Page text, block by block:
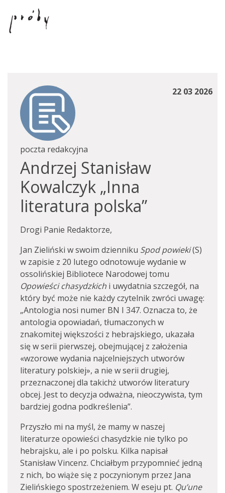
22 03 2026
poczta redakcyjna
Andrzej Stanisław
Kowalczyk „Inna
literatura polska”
Drogi Panie Redaktorze,
Jan Zieliński w swoim dzienniku Spod powieki(S)
w zapisie z 20 lutego odnotowuje wydanie w
ossolińskiej Bibliotece Narodowej tomu
Opowieści chasydzkich i uwydatnia szczegół, na
który być może nie każdy czytelnik zwróci uwagę:
„Antologia nosi numer BN I 347. Oznacza to, że
antologia opowiadań, tłumaczonych w
znakomitej większości z hebrajskiego, ukazała
się w serii pierwszej, obejmującej z założenia
«wzorowe wydania najcelniejszych utworów
literatury polskiej», a nie w serii drugiej,
przeznaczonej dla takichż utworów literatury
obcej. Jest to decyzja odważna, nieoczywista, tym
bardziej godna podkreślenia”.
Przyszło mi na myśl, że mamy w naszej
literaturze opowieści chasydzkie nie tylko po
hebrajsku, ale i po polsku. Kilka napisał
Stanisław Vincenz. Chciałbym przypomnieć jedną
z nich, bo wiąże się z poczynionym przez Jana
Zielińskiego spostrzeżeniem. W eseju pt. Qu’une